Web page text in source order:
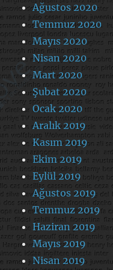
Ağustos 2020
Temmuz 2020
Mayıs 2020
Nisan 2020
Mart 2020
Şubat 2020
Ocak 2020
Aralık 2019
Kasım 2019
Ekim 2019
Eylül 2019
Ağustos 2019
Temmuz 2019
Haziran 2019
Mayıs 2019
Nisan 2019